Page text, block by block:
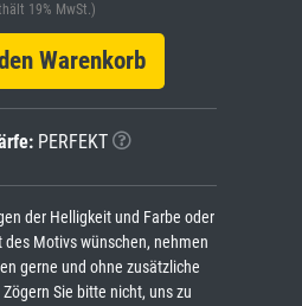
19% MwSt.)
Warenkorb
PERFEKT
der Helligkeit und Farbe oder
Motivs wünschen, nehmen
gerne und ohne zusätzliche
Sie bitte nicht, uns zu